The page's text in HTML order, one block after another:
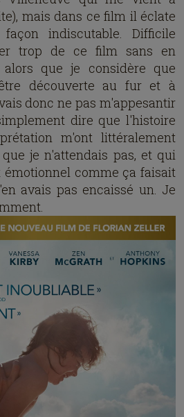
mais dans ce film il éclate
indiscutable. Difficile
trop de ce film sans en
alors que je considère que
découverte au fur et à
donc ne pas m'appesantir
dire que l'histoire
m'ont littéralement
je n'attendais pas, et qui
comme ça faisait
avais pas encaissé un. Je